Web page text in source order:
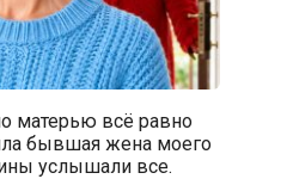
матерью всё равно
бывшая жена моего
услышали все.